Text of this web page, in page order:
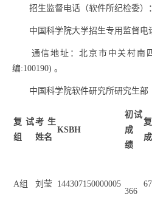
招生监督电话（软件所纪检委）：
中国科学院大学招生专用监督电
通信地址：北京市中关村南
编:100190) 。
中国科学院软件研究所研究生部
复试
组
考生
姓名
KSBH
初试
成
绩
A组 刘莹
144307150000005
366